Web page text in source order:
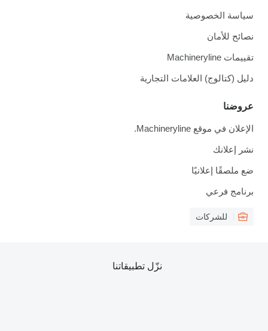
سياسة الخصوصية
نصائح للأمان
تقييمات Machineryline
دليل (كتالوج) العلامات التجارية
عروضنا
الإعلان في موقع Machineryline.
نشر إعلانك
ضع ملصقًا إعلانيًا
برنامج فرعي
للشركات
نزّل تطبيقاتنا